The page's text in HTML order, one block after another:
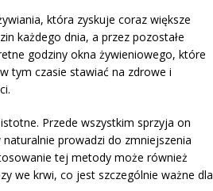
która zyskuje coraz większe
każdego dnia, a przez pozostałe
godziny okna żywieniowego, które
tym czasie stawiać na zdrowe i
Przede wszystkim sprzyja on
prowadzi do zmniejszenia
tej metody może również
we krwi, co jest szczególnie ważne dla